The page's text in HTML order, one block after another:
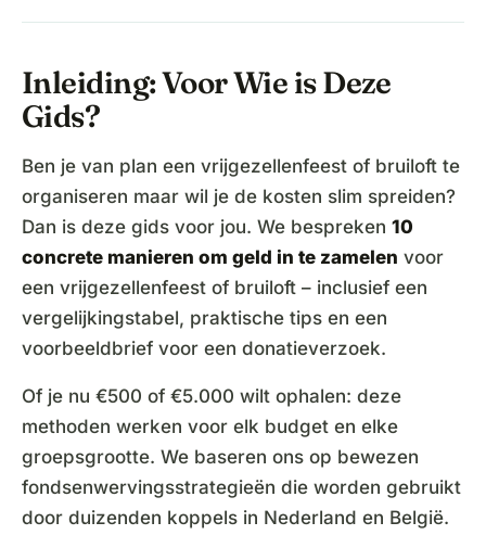
Inleiding: Voor Wie is Deze
Gids?
Ben je van plan een vrijgezellenfeest of bruiloft te
organiseren maar wil je de kosten slim spreiden?
Dan is deze gids voor jou. We bespreken 10
concrete manieren om geld in te zamelen voor
een vrijgezellenfeest of bruiloft – inclusief een
vergelijkingstabel, praktische tips en een
voorbeeldbrief voor een donatieverzoek.
Of je nu €500 of €5.000 wilt ophalen: deze
methoden werken voor elk budget en elke
groepsgrootte. We baseren ons op bewezen
fondsenwervingsstrategieën die worden gebruikt
door duizenden koppels in Nederland en België.